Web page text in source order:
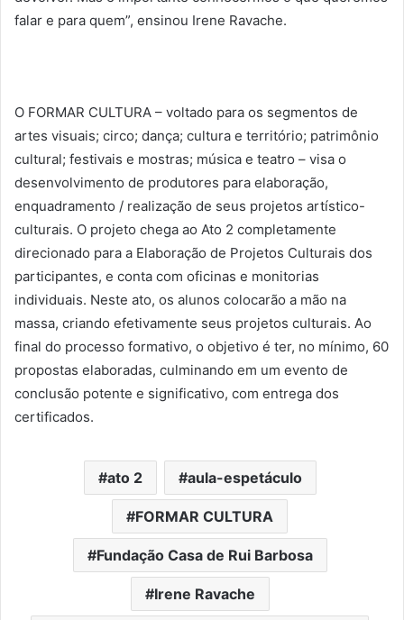
falar e para quem”, ensinou Irene Ravache.
O FORMAR CULTURA – voltado para os segmentos de
artes visuais; circo; dança; cultura e território; patrimônio
cultural; festivais e mostras; música e teatro – visa o
desenvolvimento de produtores para elaboração,
enquadramento / realização de seus projetos artístico-
culturais. O projeto chega ao Ato 2 completamente
direcionado para a Elaboração de Projetos Culturais dos
participantes, e conta com oficinas e monitorias
individuais. Neste ato, os alunos colocarão a mão na
massa, criando efetivamente seus projetos culturais. Ao
final do processo formativo, o objetivo é ter, no mínimo, 60
propostas elaboradas, culminando em um evento de
conclusão potente e significativo, com entrega dos
certificados.
ato 2 aula-espetáculo
FORMAR CULTURA
Fundação Casa de Rui Barbosa
Irene Ravache